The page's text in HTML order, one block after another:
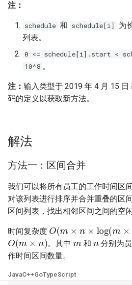
21. 调整数组顺序使奇数位于
22. 链表中倒数第 k 个节点
24. 反转链表
25. 合并两个排序的链表
27. 二叉树的镜像
28. 对称的二叉树
29. 顺时针打印矩阵
30. 包含 min 函数的栈
31. 栈的压入、弹出序列
32.1. 从上到下打印二叉树
18. 有效的回文
19. 最多删除一个字符得到回
20. 回文子字符串的个数
21. 删除链表的倒数第 n 个结
点
23. 两个链表的第一个重合节
点
24. 反转链表
25. 链表中的两数相加
26. 重排链表
27. 回文链表
3.3. 堆盘子
3.4. 化栈为队
3.5. 栈排序
4.1. 节点间通路
4.5. 合法二叉搜索树
4.8. 首个共同祖先
4.9. 二叉搜索树序列
注：
schedule 和 schedule[i] 为
列表。
0 <= schedule[i].start <
10^8 。
注： 输入类型于 2019 年 4 月 15
码的定义以获取新方法。
解法
方法一：区间合并
我们可以将所有员工的工作时间区
对该列表进行排序并合并重叠的区
区间列表，找出相邻区间之间的空
时间复杂度
O ( log m
O(m×n)
。其中
m
和
n
分别为
作时间区间数量。
JavaC++GoTypeScript